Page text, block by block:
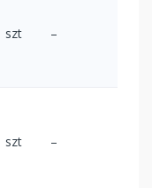
szt –
szt –